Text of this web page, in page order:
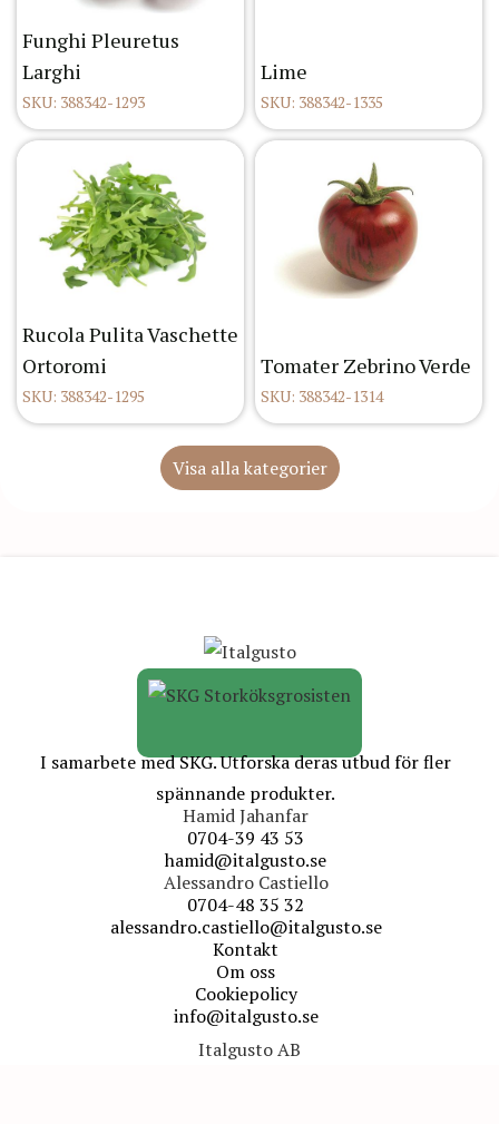
Funghi Pleuretus
Larghi
SKU: 388342-1293
Lime
SKU: 388342-1335
Rucola Pulita Vaschette
Ortoromi
SKU: 388342-1295
Tomater Zebrino Verde
SKU: 388342-1314
Visa alla kategorier
I samarbete med SKG. Utforska deras utbud för fler
spännande produkter.
Hamid Jahanfar
0704-39 43 53
hamid@italgusto.se
Alessandro Castiello
0704-48 35 32
alessandro.castiello@italgusto.se
Kontakt
Om oss
Cookiepolicy
info@italgusto.se
Italgusto AB